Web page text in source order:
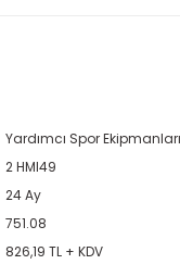
Yardımcı Spor Ekipmanları
2 HMI49
24 Ay
751.08
826,19 TL + KDV